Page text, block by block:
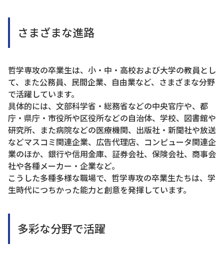
さまざまな進路
哲学専攻の卒業生は、小・中・高校および大学の教員とし
て、また公務員、民間企業、自由業など、さまざまな分野
で活躍しています。
具体的には、文部科学省・総務省などの中央官庁や、都
庁・県庁・市役所や区役所などの自治体、学校、図書館や
研究所、また病院などの医療機関、出版社・新聞社や放送
などマスコミ関連企業、広告代理店、コンピュータ関連企
業のほか、銀行や信用金庫、証券会社、保険会社、商事会
社や各種メーカー・企業など。
こうした多種多様な職場で、哲学専攻の卒業生たちは、学
生時代につちかった能力と創意を発揮しています。
多彩な分野で活躍